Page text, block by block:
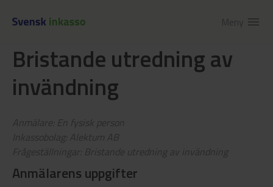
Meny menu
Bristande utredning av
invändning
Anmälare: En fysisk person
Inkassobolag: Alektum AB
Frågeställningar: Bristande utredning av invändning
Anmälarens uppgifter